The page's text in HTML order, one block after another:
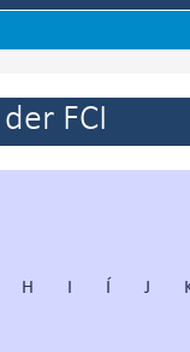
FCI
H I Í J